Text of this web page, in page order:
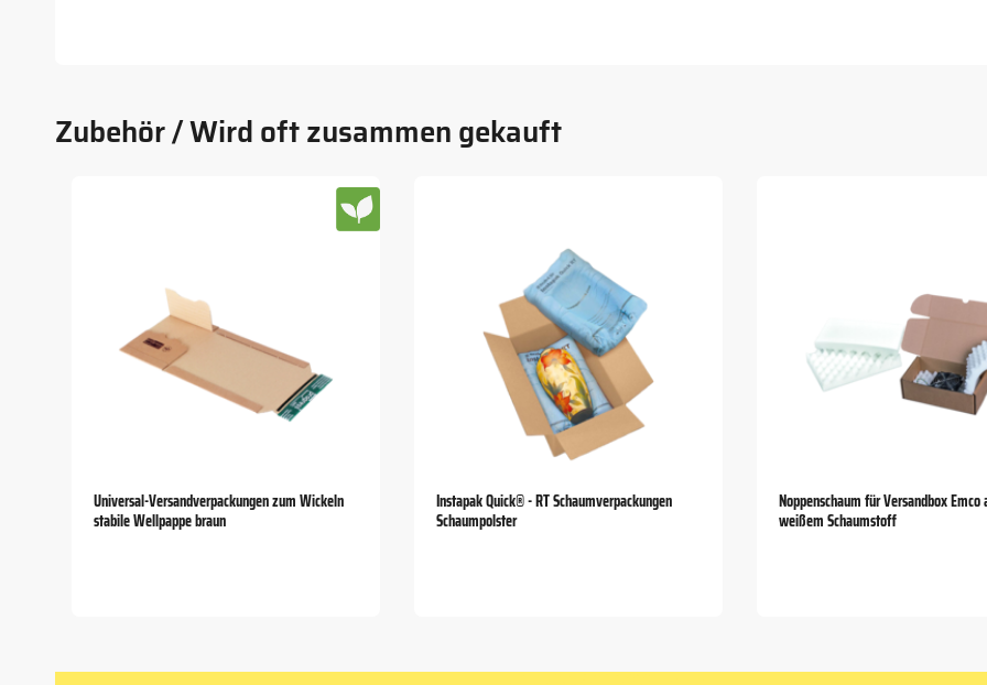
Zubehör / Wird oft zusammen gekauft
Universal-Versandverpackungen zum Wickeln
stabile Wellpappe braun
Instapak Quick® - RT Schaumverpackungen
Schaumpolster
Noppenschaum für Versandbox Emco
weißem Schaumstoff